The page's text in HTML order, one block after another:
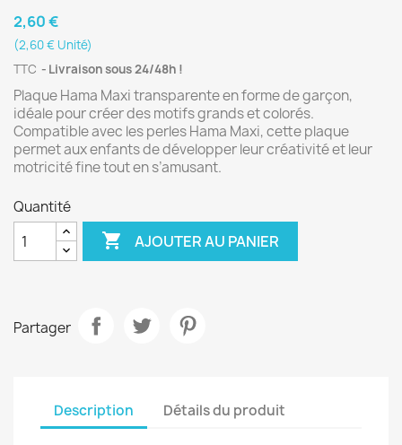
2,60 €
(2,60 € Unité)
TTC
Livraison sous 24/48h !
Plaque Hama Maxi transparente en forme de garçon,
idéale pour créer des motifs grands et colorés.
Compatible avec les perles Hama Maxi, cette plaque
permet aux enfants de développer leur créativité et leur
motricité fine tout en s’amusant.
Quantité
 AJOUTER AU PANIER
Partager
Description Détails du produit